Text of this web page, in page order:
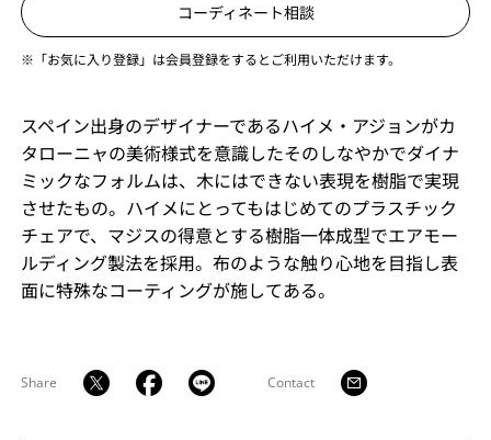
コーディネート相談
※「お気に入り登録」は会員登録をするとご利用いただけます。
スペイン出身のデザイナーであるハイメ・アジョンがカ
タローニャの美術様式を意識したそのしなやかでダイナ
ミックなフォルムは、木にはできない表現を樹脂で実現
させたもの。ハイメにとってもはじめてのプラスチック
チェアで、マジスの得意とする樹脂一体成型でエアモー
ルディング製法を採用。布のような触り心地を目指し表
面に特殊なコーティングが施してある。
Share Contact